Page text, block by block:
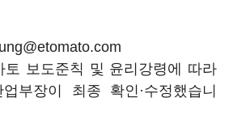
토 보도준칙 및 윤리강령에 따라
부장이 최종 확인·수정했습니